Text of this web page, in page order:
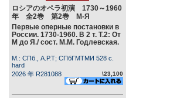
ロシアのオペラ初演 1730～1960
年 全2巻 第2巻 М-Я
Первые оперные постановки в
России. 1730-1960. В 2 т. Т.2: От
М до Я./ сост. М.М. Годлевская.
М.: СПб., А.Р.Т; СПбГМТМИ 528 c.
hard
2026 年 R281088
\23,100